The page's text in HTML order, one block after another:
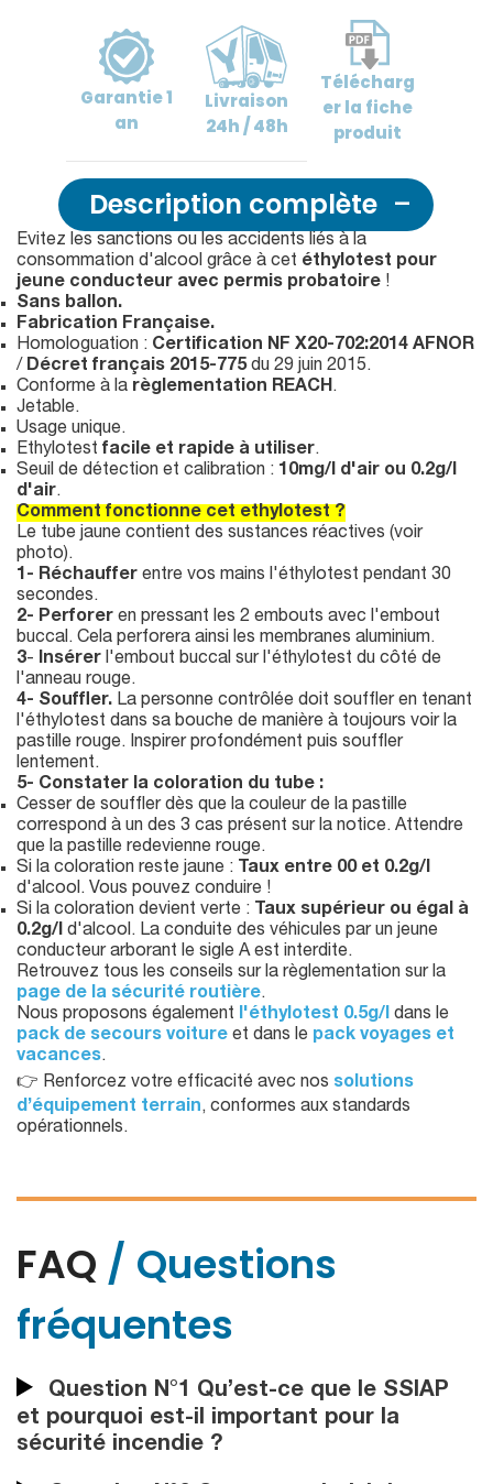
Garantie1
an
Livraison
24h / 48h
Télécharg
erla fiche
produit
Description complète
Evitez les sanctions ou les accidents liés à la
consommation d'alcool grâce à cet éthylotest pour
jeune conducteur avec permis probatoire !
Sans ballon.
Fabrication Française.
Homologuation : Certification NF X20-702:2014 AFNOR
/ Décret français 2015-775du 29 juin 2015.
Conforme à la règlementation REACH.
Jetable.
Usage unique.
Ethylotest facile et rapide à utiliser.
Seuil de détection et calibration : 10mg/l d'air ou 0.2g/l
d'air.
Comment fonctionne cet ethylotest ?
Le tube jaune contient des sustances réactives (voir
photo).
1- Réchauffer entre vos mains l'éthylotest pendant 30
secondes.
2- Perforer en pressant les 2 embouts avec l'embout
buccal. Cela perforera ainsi les membranes aluminium.
3- Insérer l'embout buccal sur l'éthylotest du côté de
l'anneau rouge.
4- Souffler. La personne contrôlée doit souffler en tenant
l'éthylotest dans sa bouche de manière à toujours voir la
pastille rouge. Inspirer profondément puis souffler
lentement.
5- Constater la coloration du tube :
Cesser de souffler dès que la couleur de la pastille
correspond à un des 3 cas présent sur la notice. Attendre
que la pastille redevienne rouge.
Si la coloration reste jaune : Taux entre 00 et 0.2g/l
d'alcool. Vous pouvez conduire !
Si la coloration devient verte : Taux supérieur ou égal à
0.2g/l d'alcool. La conduite des véhicules par un jeune
conducteur arborant le sigle A est interdite.
Retrouvez tous les conseils sur la règlementation sur la
page de la sécurité routière.
Nous proposons également l'éthylotest 0.5g/l dans le
pack de secours voiture et dans le pack voyages et
vacances.
👉 Renforcez votre efficacité avec nos solutions
d’équipement terrain, conformes aux standards
opérationnels.
FAQ / Questions
fréquentes
Question N°1 Qu’est-ce que le SSIAP
et pourquoi est-il important pour la
sécurité incendie ?